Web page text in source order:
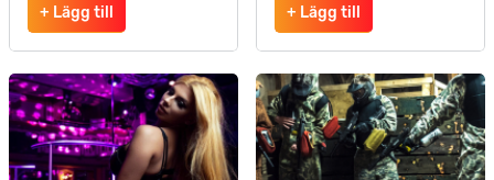
+ Lägg till + Lägg till